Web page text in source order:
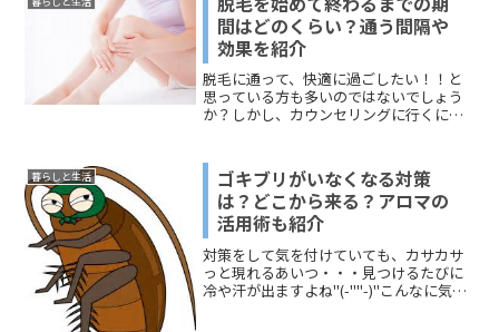
間はどのくらい？通う間隔や
効果を紹介
脱毛に通って、快適に過ごしたい！！と
思っている方も多いのではないでしょう
か？しかし、カウンセリングに行くには
んなお悩み解決になる、どれくらい通う
とキレイになって来るのか。ど...
暮らしと生活
ゴキブリがいなくなる対策
は？どこから来る？アロマの
活用術も紹介
対策をして気を付けていても、カサカサ
っと現れるあいつ・・・見つけるたびに
冷や汗が出ますよね"(-""-)"こんなに気を